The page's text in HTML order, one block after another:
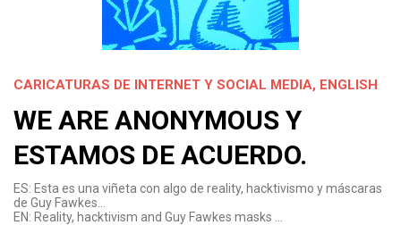
CARICATURAS DE INTERNET Y SOCIAL MEDIA, ENGLISH
WE ARE ANONYMOUS Y
ESTAMOS DE ACUERDO.
ES: Esta es una viñeta con algo de reality, hacktivismo y máscaras
de Guy Fawkes…
EN: Reality, hacktivism and Guy Fawkes masks …